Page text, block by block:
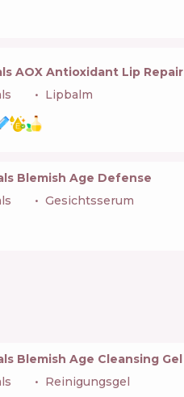
AOX Antioxidant Lip Repair
Lipbalm
Blemish Age Defense
Gesichtsserum
Blemish Age Cleansing Gel
Reinigungsgel